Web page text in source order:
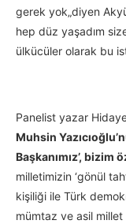
gerek yok„diyen
hep düz yaşadım
ülkücüler olarak bu
Panelist yazar
Muhsin
Başkanımız’, bizim
milletimizin ‘gönül
kişiliği ile Türk
mümtaz ve asil millet